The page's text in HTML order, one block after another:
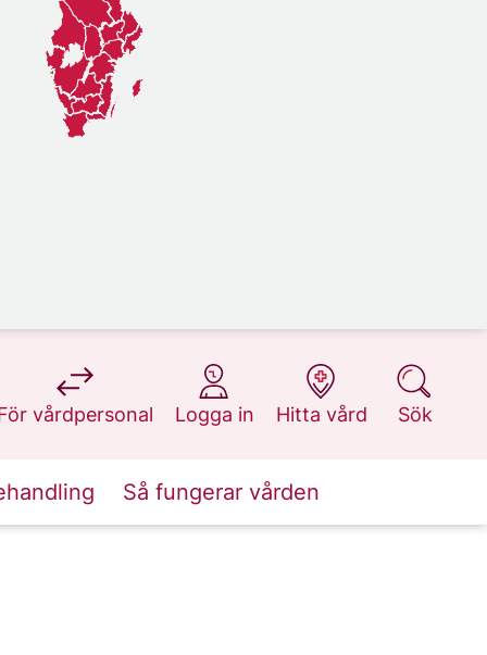
vårdpersonal
på 1177.se
Logga in
på 1177.se
Hitta vård
på 1177.se
Sök
på 1177.se
Så fungerar vården